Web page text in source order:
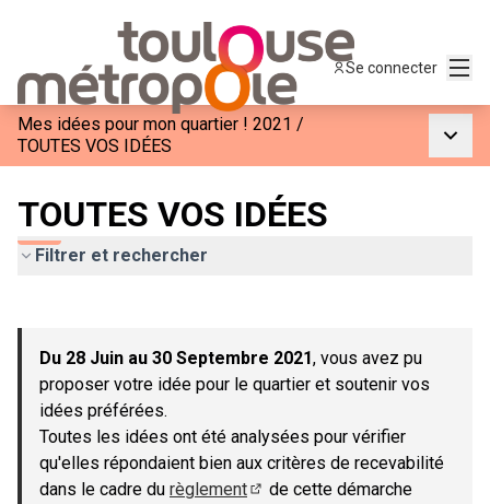
Se connecter
Mes idées pour mon quartier ! 2021 /
TOUTES VOS IDÉES
TOUTES VOS IDÉES
Filtrer et rechercher
−
Du 28 Juin au 30 Septembre 2021, vous avez pu
proposer votre idée pour le quartier et soutenir vos
idées préférées.
Toutes les idées ont été analysées pour vérifier
qu'elles répondaient bien aux critères de recevabilité
dans le cadre du règlement
de cette démarche